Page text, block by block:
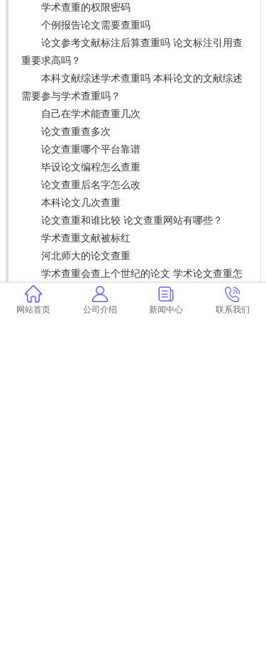
学术查重的权限密码
个例报告论文需要查重吗
论文参考文献标注后算查重吗 论文标注引用查
重要求高吗？
本科文献综述学术查重吗 本科论文的文献综述
需要参与学术查重吗？
自己在学术能查重几次
论文查重查多次
论文查重哪个平台靠谱
毕设论文编程怎么查重
论文查重后名字怎么改
本科论文几次查重
论文查重和谁比较 论文查重网站有哪些？
学术查重文献被标红
河北师大的论文查重
学术查重会查上个世纪的论文 学术论文查重怎
么查？
高校 学术不端 后果 为什么高校学术不端行为
网站首页 公司介绍 新闻中心 联系我们